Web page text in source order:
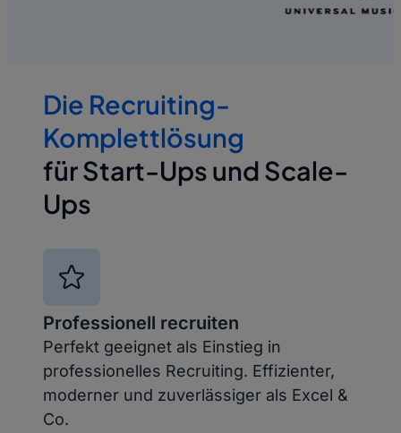
Die Recruiting-
Komplettlösung
für Start-Ups und Scale-
Ups
Professionell recruiten
Perfekt geeignet als Einstieg in
professionelles Recruiting. Effizienter,
moderner und zuverlässiger als Excel &
Co.